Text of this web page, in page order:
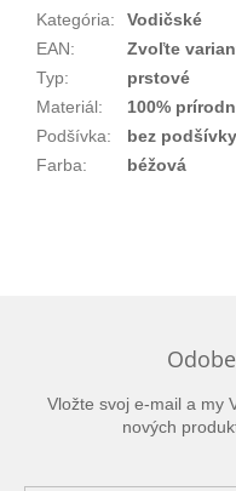
Kategória:
Vodičské
EAN:
Zvoľte
Typ:
prstové
Materiál:
100%
Podšívka:
bez podšívky
Farba: béžová
Vložte svoj e-mail a my
nových